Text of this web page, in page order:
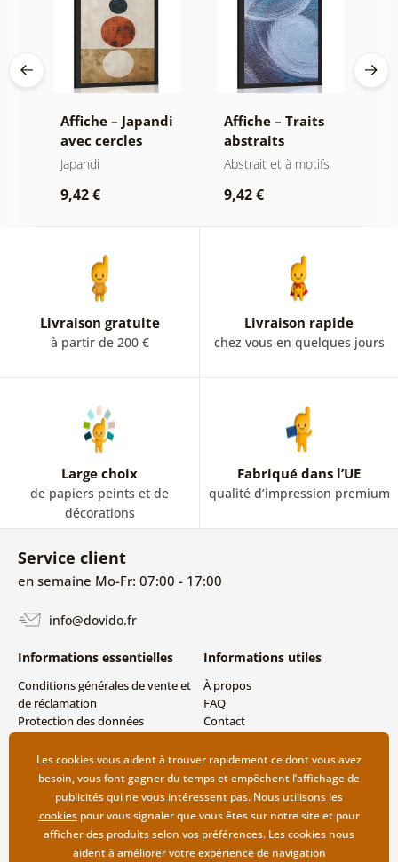
Affiche – Japandi
avec cercles
modernes
Japandi
9,42 €
Affiche – Traits
abstraits
modernes
Abstrait et à motifs
9,42 €
Livraison gratuite
à partir de 200 €
Livraison rapide
chez vous en quelques jours
Large choix
de papiers peints et de
décorations
Fabriqué dans l’UE
qualité d’impression premium
Service client
en semaine Mo-Fr: 07:00 - 17:00
info@dovido.fr
Informations essentielles
Conditions générales de vente et
de réclamation
Protection des données
Modes de livraison et de
paiement
Retour des produits
Informations utiles
À propos
FAQ
Contact
Les cookies vous aident à trouver rapidement ce dont vous avez
besoin, vous font gagner du temps et empêchent l’affichage de
publicités qui ne vous intéressent pas. Nous utilisons les
cookiespour vous signaler que vous êtes sur notre site et pour
afficher des produits selon vos préférences. Les cookies nous
aident à améliorer votre expérience de navigation